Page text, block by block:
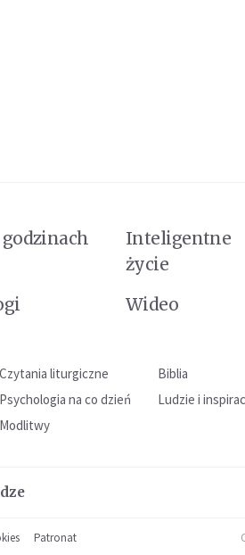
godzinach
Inteligentne
życie
Wideo
Czytania liturgiczne
Biblia
Psychologia na co dzień
Ludzie i
Modlitwy
Patronat